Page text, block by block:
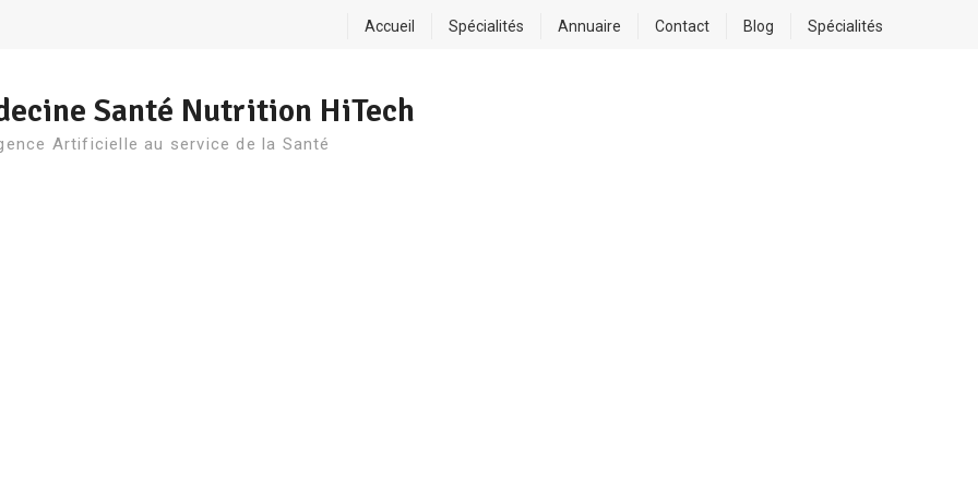
Accueil Spécialités Annuaire Contact Blog Spécialités
Santé Nutrition HiTech
Artificielle au service de la Santé